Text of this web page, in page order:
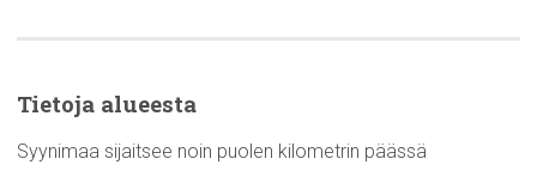
Tietoja alueesta
Syynimaa sijaitsee noin puolen kilometrin päässä